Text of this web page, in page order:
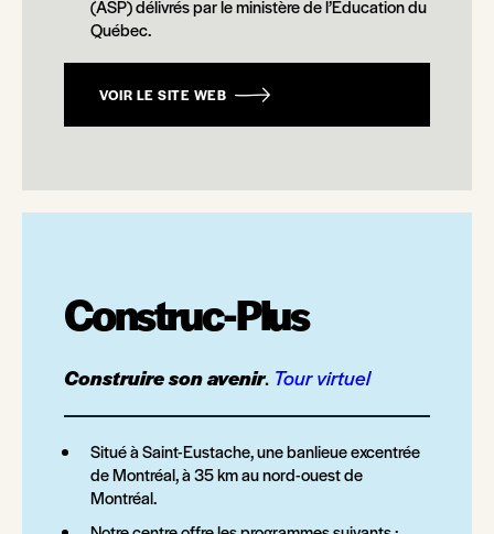
(ASP) délivrés par le ministère de l’Éducation du
Québec.
VOIR LE SITE WEB
Construc-Plus
Construire son avenir. Tour virtuel
Situé à Saint-Eustache, une banlieue excentrée
de Montréal, à 35 km au nord-ouest de
Montréal.